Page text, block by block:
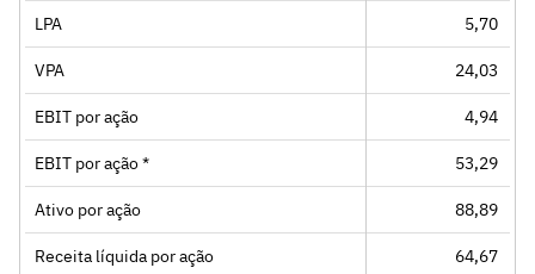
LPA 5,70
VPA 24,03
EBIT por ação 4,94
EBIT por ação * 53,29
Ativo por ação 88,89
Receita líquida por ação 64,67